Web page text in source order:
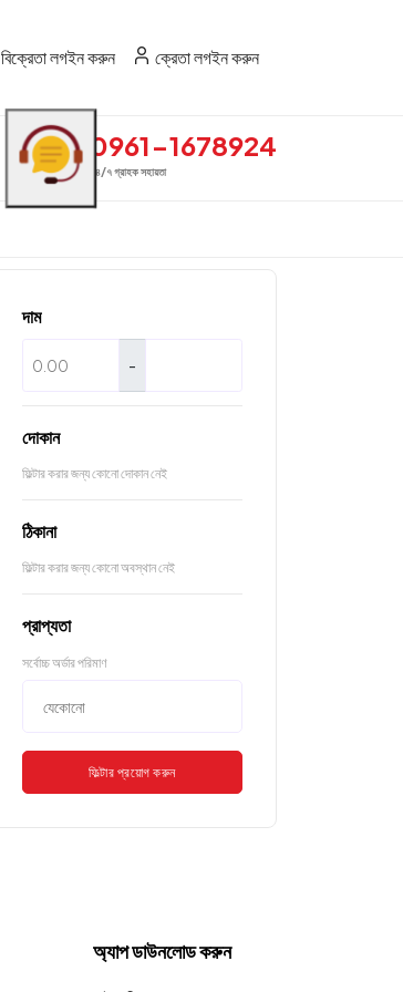
বিক্রেতা লগইন করুন ক্রেতা লগইন করুন
0961-1678924
২৪/৭ গ্রাহক সহায়তা
দাম
-
দোকান
ফিল্টার করার জন্য কোনো দোকান নেই
ঠিকানা
ফিল্টার করার জন্য কোনো অবস্থান নেই
প্রাপ্যতা
সর্বোচ্চ অর্ডার পরিমাণ
ফিল্টার প্রয়োগ করুন
অ্যাপ ডাউনলোড করুন